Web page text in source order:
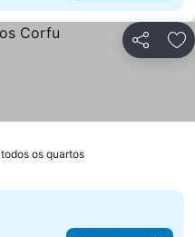
Partilhar
os quartos